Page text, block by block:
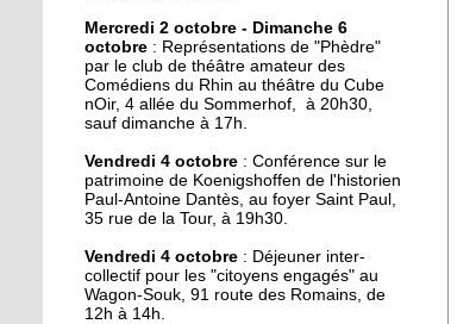
Le local de l'école de
musique du CSC restauré
28 septembre 2019
Une épicerie solidaire
ouvre dans l'Hôtel de la
rue
28 septembre 2019
Vide-grenier au foyer
Saint-Arbogast ce
dimanche
Mercredi 2 octobre - Dimanche 6
octobre : Représentations de "Phèdre"
par le club de théâtre amateur des
Comédiens du Rhin au théâtre du Cube
nOir, 4 allée du Sommerhof, à 20h30,
sauf dimanche à 17h.
Vendredi 4 octobre : Conférence sur le
patrimoine de Koenigshoffen de l'historien
Paul-Antoine Dantès, au foyer Saint Paul,
35 rue de la Tour, à 19h30.
Vendredi 4 octobre : Déjeuner inter-
collectif pour les "citoyens engagés" au
Wagon-Souk, 91 route des Romains, de
12h à 14h.